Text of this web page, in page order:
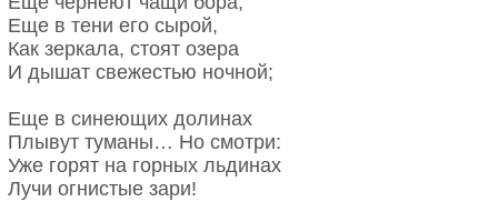
А там зазимок ночью выпал
И таять стал, все умертвив…
Трубят рога в полях далеких,
Как грустный вопль, среди широких
Ненастных и туманных нив.
Сквозь шум деревьев, за долиной,
Теряясь в глубине лесов,
Не остывшая от зною…
Не остывшая от зною,
Ночь июльская блистала…
Небо, полное грозою,
Все в зарницах трепетало…
Словно тяжкие ресницы
Подымались над землею,
Еще в тени его сырой,
Как зеркала, стоят озера
И дышат свежестью ночной;
Еще в синеющих долинах
Плывут туманы… Но смотри:
Уже горят на горных льдинах
Лучи огнистые зари!